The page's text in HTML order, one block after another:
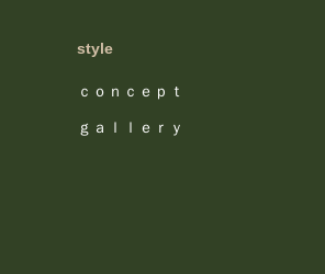
style
ｃｏｎｃｅｐｔ
ｇａｌｌｅｒｙ